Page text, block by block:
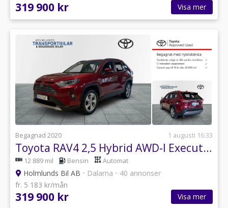
319 900 kr Visa mer
Begagnad 2020 1 augusti 16:33
Toyota RAV4 2,5 Hybrid AWD-I Executive Premium Vinterhjul
12 889 mil Bensin Automat
Holmlunds Bil AB • Dalarna • 40 annonser
fr. 5 183 kr/mån
319 900 kr Visa mer